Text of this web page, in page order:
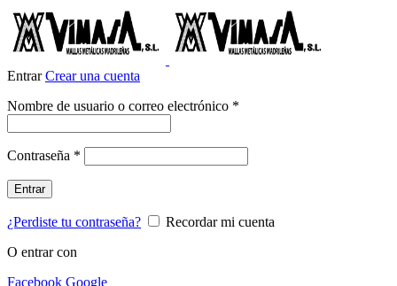
EntrarCrear una cuenta
Nombre de usuario o correo electrónico *
Contraseña *
Entrar
¿Perdiste tu contraseña?
Recordar mi cuenta
O entrar con
Facebook Google